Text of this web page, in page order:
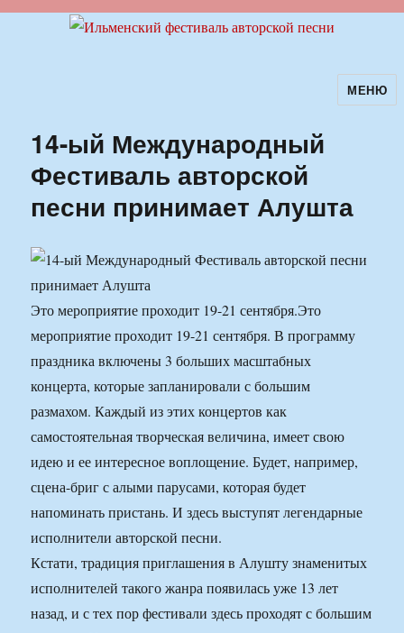
Ильменский фестиваль авторской
песни
МЕНЮ
14-ый Международный
Фестиваль авторской
песни принимает Алушта
Это мероприятие проходит 19-21 сентября.Это
мероприятие проходит 19-21 сентября. В программу
праздника включены 3 больших масштабных
концерта, которые запланировали с большим
размахом. Каждый из этих концертов как
самостоятельная творческая величина, имеет свою
идею и ее интересное воплощение. Будет, например,
сцена-бриг с алыми парусами, которая будет
напоминать пристань. И здесь выступят легендарные
исполнители авторской песни.
Кстати, традиция приглашения в Алушту знаменитых
исполнителей такого жанра появилась уже 13 лет
назад, и с тех пор фестивали здесь проходят с большим